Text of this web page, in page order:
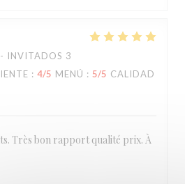
INVITADOS 3
: 4/5 MENÚ : 5/5 CALIDAD
Très bon rapport qualité prix. À